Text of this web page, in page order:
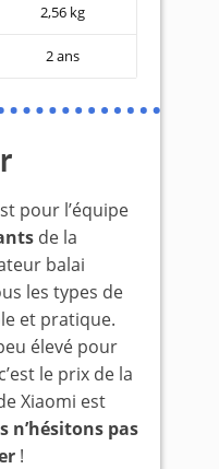
2,56 kg
2 ans
pour l’équipe
de la
balai
les types de
et pratique.
élevé pour
le prix de la
Xiaomi est
n’hésitons pas
!